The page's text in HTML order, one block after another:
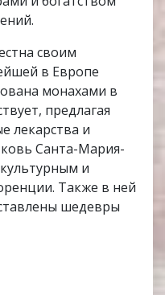
своим
в Европе
монахами в
предлагая
лекарства и
Санта-Мария-
и
Также в ней
шедевры